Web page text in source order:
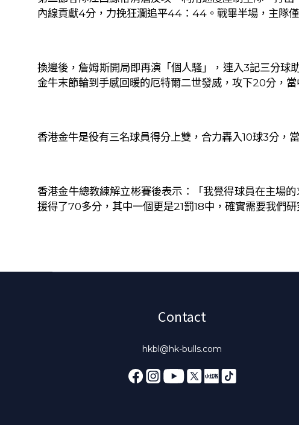
內線貢獻4分，力挽狂瀾追平44 ： 44 。戰畢半場，主隊
換邊後，詹姆斯開局即再演「個人騷」，連入3記三分球
金牛末節輪到手感回暖的厄特爾二世發威，攻下20分，
香港金牛是役有三名球員得分上雙，合力轟入10球3分，
香港金牛總教練解立彬賽後表示：「我覺得球員在主場
援得了70多分，其中一個更是21罰18中，確實需要我們
Contact
hkbl@hk-bulls.com